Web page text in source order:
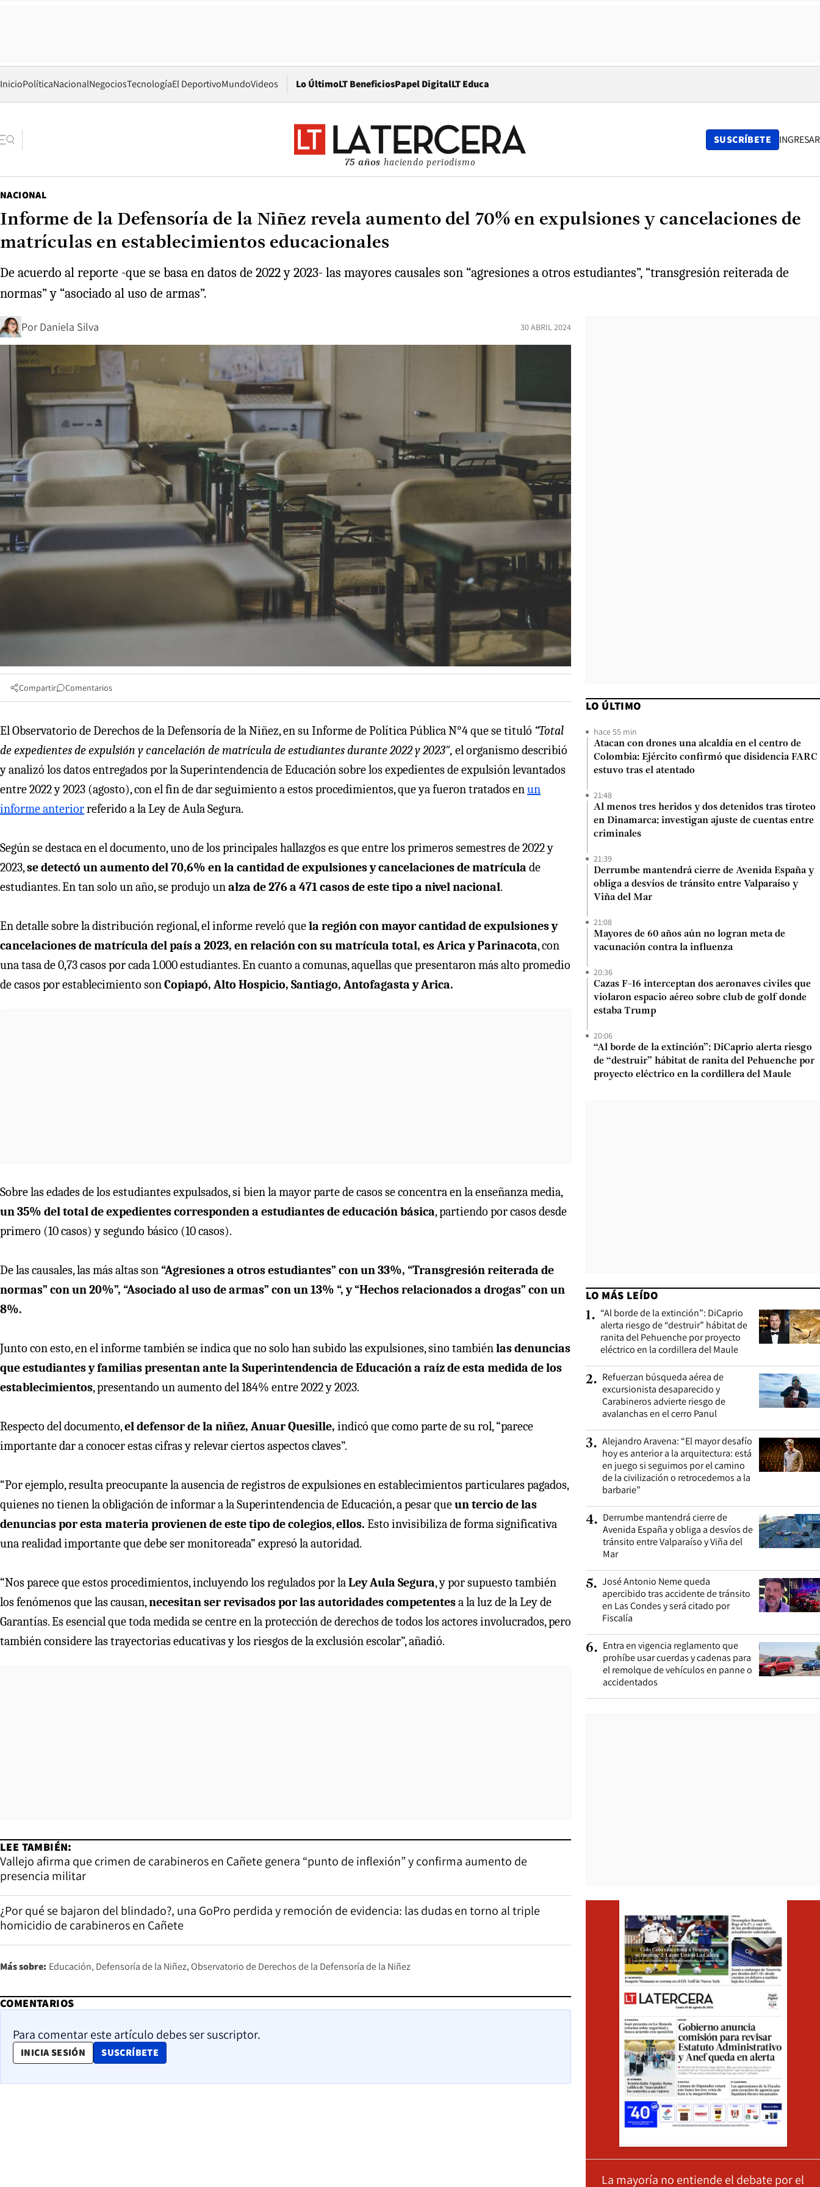
InicioPolíticaNacionalNegociosTecnologíaEl DeportivoMundoVideos Lo ÚltimoLT BeneficiosPapel DigitalOpens in new window
LT Educa
75 años haciendo periodismo
SUSCRÍBETE INGRESAR
NACIONAL
Informe de la Defensoría de la Niñez revela aumento del 70% en expulsiones y cancelaciones de
matrículas en establecimientos educacionales
De acuerdo al reporte -que se basa en datos de 2022 y 2023- las mayores causales son “agresiones a otros estudiantes”, “transgresión reiterada de
normas” y “asociado al uso de armas”.
Por Daniela Silva 30 ABRIL 2024
Compartir Comentarios
El Observatorio de Derechos de la Defensoría de la Niñez, en su Informe de Política Pública N°4 que se tituló “Total
de expedientes de expulsión y cancelación de matrícula de estudiantes durante 2022 y 2023″, el organismo describió
y analizó los datos entregados por la Superintendencia de Educación sobre los expedientes de expulsión levantados
entre 2022 y 2023 (agosto), con el fin de dar seguimiento a estos procedimientos, que ya fueron tratados enun
informe anteriorreferido a la Ley de Aula Segura.
Según se destaca en el documento, uno de los principales hallazgos es que entre los primeros semestres de 2022 y
2023,se detectó un aumento del 70,6% en la cantidad de expulsiones y cancelaciones de matrícula de
estudiantes. En tan solo un año, se produjo unalza de 276 a 471 casos de este tipo a nivel nacional.
En detalle sobre la distribución regional, el informe reveló quela región con mayor cantidad de expulsiones y
cancelaciones de matrícula del país a 2023, en relación con su matrícula total, es Arica y Parinacota, con
una tasa de 0,73 casos por cada 1.000 estudiantes. En cuanto a comunas, aquellas que presentaron más alto promedio
de casos por establecimiento sonCopiapó, Alto Hospicio, Santiago, Antofagasta y Arica.
Sobre las edades de los estudiantes expulsados, si bien la mayor parte de casos se concentra en la enseñanza media,
un 35% del total de expedientes corresponden a estudiantes de educación básica, partiendo por casos desde
primero (10 casos) y segundo básico (10 casos).
De las causales, las más altas son“Agresiones a otros estudiantes” con un 33%, “Transgresión reiterada de
normas” con un 20%”, “Asociado al uso de armas” con un 13% “, y “Hechos relacionados a drogas” con un
8%.
Junto con esto, en el informe también se indica que no solo han subido las expulsiones, sino tambiénlas denuncias
que estudiantes y familias presentan ante la Superintendencia de Educación a raíz de esta medida de los
establecimientos, presentando un aumento del 184% entre 2022 y 2023.
Respecto del documento,el defensor de la niñez, Anuar Quesille, indicó que como parte de su rol, “parece
importante dar a conocer estas cifras y relevar ciertos aspectos claves”.
“Por ejemplo, resulta preocupante la ausencia de registros de expulsiones en establecimientos particulares pagados,
quienes no tienen la obligación de informar a la Superintendencia de Educación, a pesar queun tercio de las
denuncias por esta materia provienen de este tipo de colegios,ellos. Esto invisibiliza de forma significativa
una realidad importante que debe ser monitoreada” expresó la autoridad.
“Nos parece que estos procedimientos, incluyendo los regulados por laLey Aula Segura, y por supuesto también
los fenómenos que las causan,necesitan ser revisados por las autoridades competentesa la luz de la Ley de
Garantías. Es esencial que toda medida se centre en la protección de derechos de todos los actores involucrados, pero
también considere las trayectorias educativas y los riesgos de la exclusión escolar”, añadió.
LEE TAMBIÉN:
Vallejo afirma que crimen de carabineros en Cañete genera “punto de inflexión” y confirma aumento de
presencia militar
¿Por qué se bajaron del blindado?, una GoPro perdida y remoción de evidencia: las dudas en torno al triple
homicidio de carabineros en Cañete
Más sobre: Educación Defensoría de la Niñez Observatorio de Derechos de la Defensoría de la Niñez
COMENTARIOS
Para comentar este artículo debes ser suscriptor.
INICIA SESIÓN SUSCRÍBETE
OPENS IN NEW WINDOW
LO ÚLTIMO
hace 55 min
Atacan con drones una alcaldía en el centro de
Colombia: Ejército confirmó que disidencia FARC
estuvo tras el atentado
21:48
Al menos tres heridos y dos detenidos tras tiroteo
en Dinamarca: investigan ajuste de cuentas entre
criminales
21:39
Derrumbe mantendrá cierre de Avenida España y
obliga a desvíos de tránsito entre Valparaíso y
Viña del Mar
21:08
Mayores de 60 años aún no logran meta de
vacunación contra la influenza
20:36
Cazas F-16 interceptan dos aeronaves civiles que
violaron espacio aéreo sobre club de golf donde
estaba Trump
20:06
“Al borde de la extinción”: DiCaprio alerta riesgo
de “destruir” hábitat de ranita del Pehuenche por
proyecto eléctrico en la cordillera del Maule
LO MÁS LEÍDO
1. “Al borde de la extinción”: DiCaprio
alerta riesgo de “destruir” hábitat de
ranita del Pehuenche por proyecto
eléctrico en la cordillera del Maule
2. Refuerzan búsqueda aérea de
excursionista desaparecido y
Carabineros advierte riesgo de
avalanchas en el cerro Panul
3. Alejandro Aravena: “El mayor desafío
hoy es anterior a la arquitectura: está
en juego si seguimos por el camino
de la civilización o retrocedemos a la
barbarie”
4. Derrumbe mantendrá cierre de
Avenida España y obliga a desvíos de
tránsito entre Valparaíso y Viña del
Mar
5. José Antonio Neme queda
apercibido tras accidente de tránsito
en Las Condes y será citado por
Fiscalía
6. Entra en vigencia reglamento que
prohíbe usar cuerdas y cadenas para
el remolque de vehículos en panne o
accidentados
La mayoría no entiende el debate por el